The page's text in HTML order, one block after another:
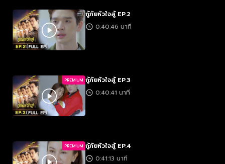
กู้ภัยหัวใจสู้ EP.2
0:40:46 นาที
PREMIUM กู้ภัยหัวใจสู้ EP.3
0:40:41 นาที
PREMIUM กู้ภัยหัวใจสู้ EP.4
0:41:13 นาที